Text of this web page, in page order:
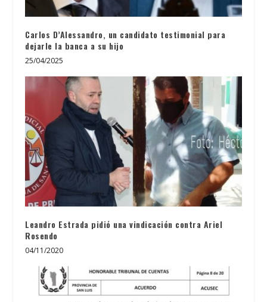
Carlos D’Alessandro, un candidato testimonial para
dejarle la banca a su hijo
25/04/2025
Leandro Estrada pidió una vindicación contra Ariel
Rosendo
04/11/2020